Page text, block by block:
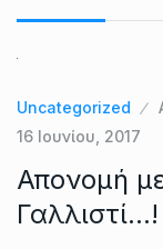
Uncategorized
16 Ιουνίου, 2017
Απονομή